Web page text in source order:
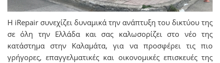
Η iRepair συνεχίζει δυναμικά την ανάπτυξη του δικτύου της
σε όλη την Ελλάδα και σας καλωσορίζει στο νέο της
κατάστημα στην Καλαμάτα, για να προσφέρει τις πιο
γρήγορες, επαγγελματικές και οικονομικές επισκευές της